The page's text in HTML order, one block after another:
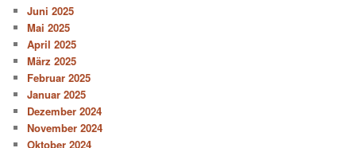
Juni 2025
Mai 2025
April 2025
März 2025
Februar 2025
Januar 2025
Dezember 2024
November 2024
Oktober 2024